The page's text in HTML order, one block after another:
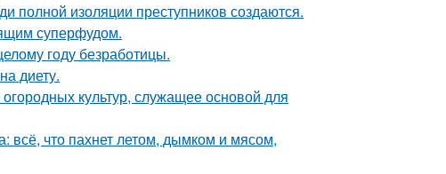
полной изоляции преступников создаются.
суперфудом.
году безработицы.
диету.
культур, служащее основой для
всё, что пахнет летом, дымком и мясом,